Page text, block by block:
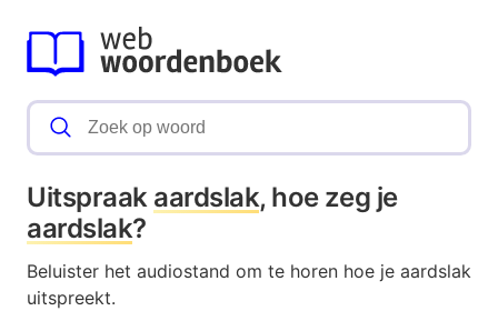
Uitspraak aardslak, hoe zeg je
aardslak?
Beluister het audiostand om te horen hoe je aardslak
uitspreekt.